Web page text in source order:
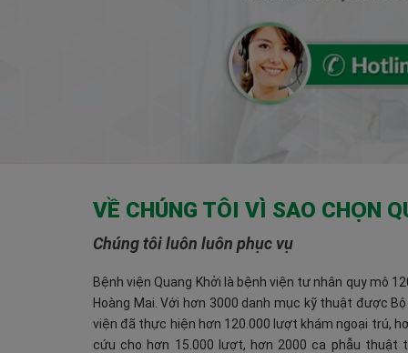
VỀ CHÚNG TÔI VÌ SAO CHỌN
Chúng tôi luôn luôn phục vụ
Bệnh viện Quang Khởi là bệnh viện tư nhân quy mô
Hoàng Mai. Với hơn 3000 danh mục kỹ thuật được
viện đã thực hiện hơn 120.000 lượt khám ngoại trú,
cứu cho hơn 15.000 lượt, hơn 2000 ca phẫu thuật